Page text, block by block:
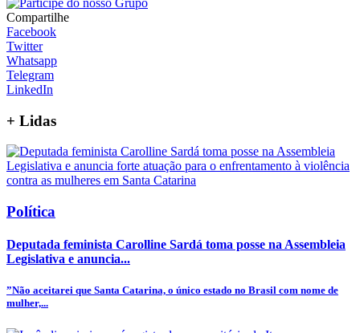
Compartilhe
Facebook
Twitter
Whatsapp
Telegram
LinkedIn
+ Lidas
Política
Deputada feminista Carolline Sardá toma posse na Assembleia
Legislativa e anuncia...
”Não aceitarei que Santa Catarina, o único estado no Brasil com nome de
mulher,...